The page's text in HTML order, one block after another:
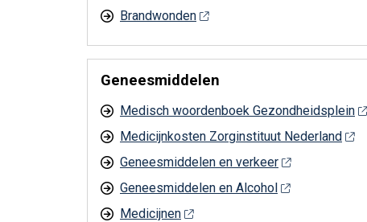
Brandwonden
Geneesmiddelen
Medisch woordenboek Gezondheidsplein
Medicijnkosten Zorginstituut Nederland
Geneesmiddelen en verkeer
Geneesmiddelen en Alcohol
Medicijnen